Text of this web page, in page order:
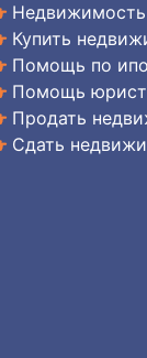
Недвижимость
Купить
Помощь по
Помощь
Продать
Сдать